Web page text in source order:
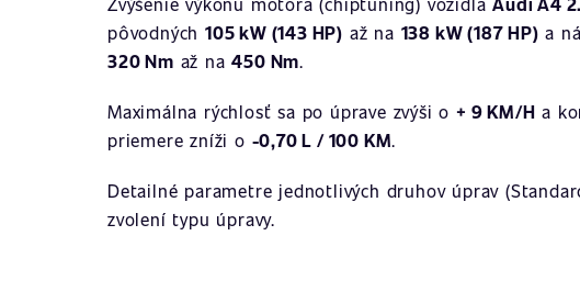
pôvodných 105 kW (143 HP) až na 138 kW (187 HP) a
320 Nm až na450 Nm.
Maximálna rýchlosť sa po úprave zvýši o + 9 KM/H a
priemere zníži o -0,70 L / 100 KM.
Detailné parametre jednotlivých druhov úprav
zvolení typu úpravy.